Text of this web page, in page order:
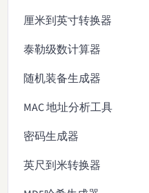
厘米到英寸转换器
泰勒级数计算器
随机装备生成器
MAC 地址分析工具
密码生成器
英尺到米转换器